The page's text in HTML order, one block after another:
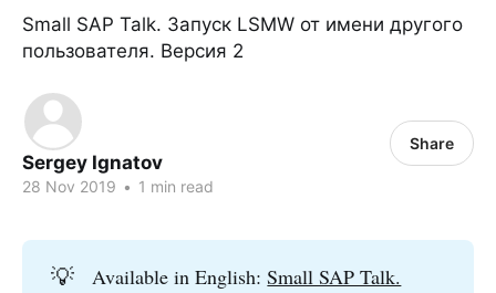
Small SAP Talk. Запуск LSMW от имени другого
пользователя. Версия 2
Sergey Ignatov
28 Nov 2019 • 1 min read
Share
💡 Available in English:Small SAP Talk.